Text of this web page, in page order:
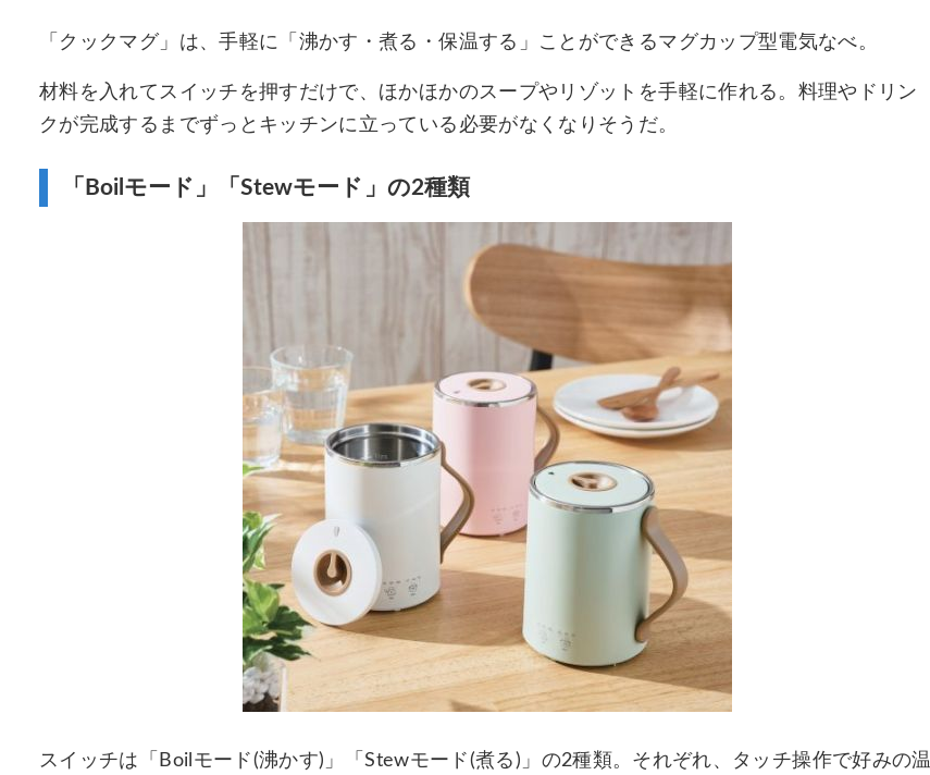
「クックマグ」は、手軽に「沸かす・煮る・保温する」ことができるマグカップ型電気なべ。
材料を入れてスイッチを押すだけで、ほかほかのスープやリゾットを手軽に作れる。料理やドリン
クが完成するまでずっとキッチンに立っている必要がなくなりそうだ。
「Boilモード」「Stewモード」の2種類
スイッチは「Boilモード(沸かす)」「Stewモード(煮る)」の2種類。それぞれ、タッチ操作で好みの温